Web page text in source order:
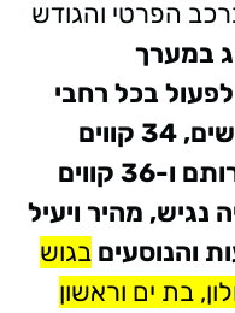
הפרטי והגודש
במערך
בכל רחבי
הארץ 20 קווי אוטובוס חדשים, 34 קווים
מבוקשים יתגברו את תדירותם ו-36 קווים
נגיש, מהיר ויעיל
והנוסעים בגוש
בת ים וראשון